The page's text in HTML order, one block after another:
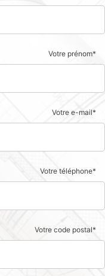
Votre prénom*
Votre e-mail*
Votre téléphone*
Votre code postal*